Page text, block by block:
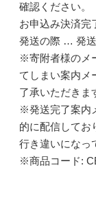
確認ください。
お申込み決済
発送の際 … 発
※寄附者様のメ
てしまい案内メ
了承いただきま
※発送完了案内
的に配信してお
行き違いになっ
※商品コード: